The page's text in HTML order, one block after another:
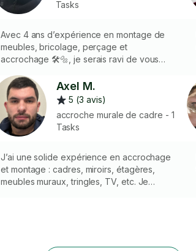
Tasks
Avec 4 ans d’expérience en montage de
meubles, bricolage, perçage et
accrochage 🛠️🔩, je serais ravi de vous
Axel M.
5 (3 avis)
accroche murale de cadre - 1
Tasks
J’ai une solide expérience en accrochage
et montage : cadres, miroirs, étagères,
meubles muraux, tringles, TV, etc. Je